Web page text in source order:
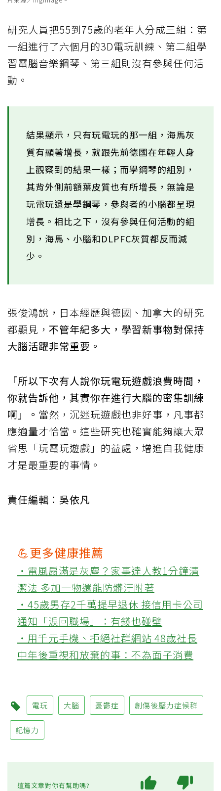
研究人員把55到75歲的老年人分成三組：第
一組進行了六個月的3D電玩訓練、第二組學
習電腦音樂鋼琴、第三組則沒有參與任何活
動。
結果顯示，只有玩電玩的那一組，海馬灰
質有顯著增長，就跟先前德國在年輕人身
上觀察到的結果一樣；而學鋼琴的組別，
其背外側前額葉皮質也有所增長，無論是
玩電玩還是學鋼琴，參與者的小腦都呈現
增長。相比之下，沒有參與任何活動的組
別，海馬、小腦和DLPFC灰質都反而減
少。
張俊鴻說，日本經歷與德國、加拿大的研究
都顯見， 不管年紀多大，學習新事物對保持
大腦活躍非常重要。
「所以下次有人說你玩電玩遊戲浪費時間，
你就告訴他，其實你在進行大腦的密集訓練
啊」。 當然，沉迷玩遊戲也非好事，凡事都
應適量才恰當。這些研究也確實能夠讓大眾
省思「玩電玩遊戲」的益處，增進自我健康
才是最重要的事情。
責任編輯：吳依凡
💪更多健康推薦
‧電風扇滿是灰塵？家事達人教1分鐘清
潔法 多加一物還能防髒汙附著
‧45歲男存2千萬提早退休 接信用卡公司
通知「淚回職場」：有錢也碰壁
‧用千元手機、拒絕社群網站 48歲社長
中年後重視和放棄的事：不為面子消費
電玩 大腦 憂鬱症 創傷後壓力症候群
記憶力
這篇文章對你有幫助嗎?